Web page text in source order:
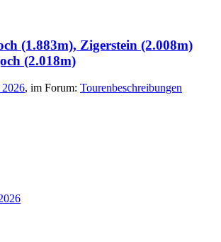
(1.883m), Zigerstein (2.008m)
(2.018m)
, im Forum: Tourenbeschreibungen